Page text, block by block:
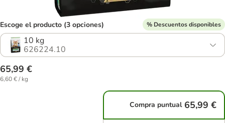
Escoge el producto (3 opciones) % Descuentos disponibles
10 kg
626224.10
65,99 €
6,60 € / kg
Compra puntual 65,99 €